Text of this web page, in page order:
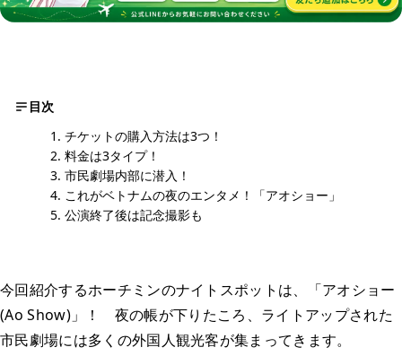
目次
チケットの購入方法は3つ！
料金は3タイプ！
市民劇場内部に潜入！
これがベトナムの夜のエンタメ！「アオショー」
公演終了後は記念撮影も
今回紹介するホーチミンのナイトスポットは、「アオショー
(Ao Show)」！ 夜の帳が下りたころ、ライトアップされた
市民劇場には多くの外国人観光客が集まってきます。